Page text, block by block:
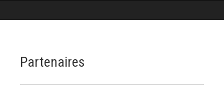
Partenaires